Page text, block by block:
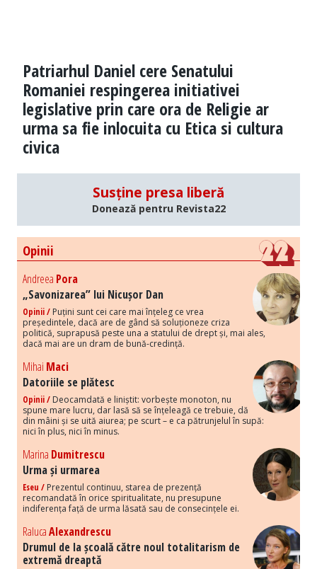
Patriarhul Daniel cere Senatului
Romaniei respingerea initiativei
legislative prin care ora de Religie ar
urma sa fie inlocuita cu Etica si cultura
civica
Susține presa liberă
Donează pentru Revista22
Opinii
Andreea Pora
„Savonizarea” lui Nicușor Dan
Opinii / Puțini sunt cei care mai înțeleg ce vrea
președintele, dacă are de gând să soluționeze criza
politică, suprapusă peste una a statului de drept și, mai ales,
dacă mai are un dram de bună-credință.
Mihai Maci
Datoriile se plătesc
Opinii / Deocamdată e liniștit: vorbește monoton, nu
spune mare lucru, dar lasă să se înțeleagă ce trebuie, dă
din mâini și se uită aiurea; pe scurt – e ca pătrunjelul în supă:
nici în plus, nici în minus.
Marina Dumitrescu
Urma și urmarea
Eseu / Prezentul continuu, starea de prezență
recomandată în orice spiritualitate, nu presupune
indiferența față de urma lăsată sau de consecințele ei.
RalucaAlexandrescu
Drumul de la școală către noul totalitarism de
extremă dreaptă